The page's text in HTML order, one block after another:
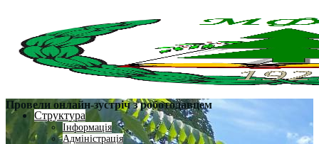
Структура
Інформація
Адміністрація
Провели онлайн-зустріч з роботодавцем